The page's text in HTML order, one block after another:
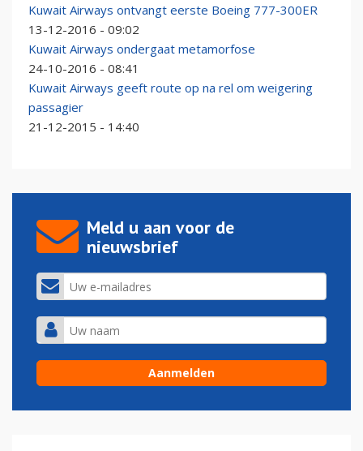
Kuwait Airways ontvangt eerste Boeing 777-300ER
13-12-2016 - 09:02
Kuwait Airways ondergaat metamorfose
24-10-2016 - 08:41
Kuwait Airways geeft route op na rel om weigering
passagier
21-12-2015 - 14:40
Meld u aan voor de
nieuwsbrief